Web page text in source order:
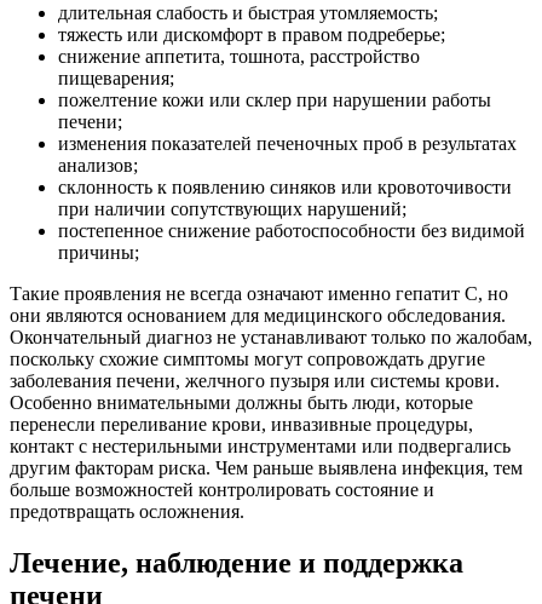
длительная слабость и быстрая утомляемость;
тяжесть или дискомфорт в правом подреберье;
снижение аппетита, тошнота, расстройство
пищеварения;
пожелтение кожи или склер при нарушении работы
печени;
изменения показателей печеночных проб в результатах
анализов;
склонность к появлению синяков или кровоточивости
при наличии сопутствующих нарушений;
постепенное снижение работоспособности без видимой
причины;
Такие проявления не всегда означают именно гепатит С, но
они являются основанием для медицинского обследования.
Окончательный диагноз не устанавливают только по жалобам,
поскольку схожие симптомы могут сопровождать другие
заболевания печени, желчного пузыря или системы крови.
Особенно внимательными должны быть люди, которые
перенесли переливание крови, инвазивные процедуры,
контакт с нестерильными инструментами или подвергались
другим факторам риска. Чем раньше выявлена инфекция, тем
больше возможностей контролировать состояние и
предотвращать осложнения.
Лечение, наблюдение и поддержка
печени